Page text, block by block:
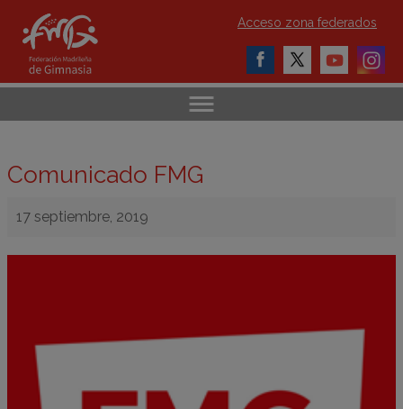
Acceso zona federados
Comunicado FMG
17 septiembre, 2019